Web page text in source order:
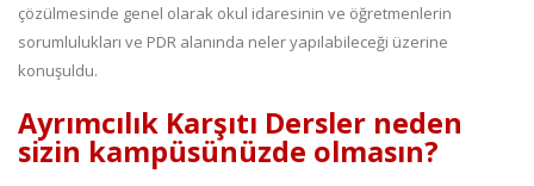
çözülmesinde genel olarak okul idaresinin ve öğretmenlerin
sorumlulukları ve PDR alanında neler yapılabileceği üzerine
konuşuldu.
Ayrımcılık Karşıtı Dersler neden
sizin kampüsünüzde olmasın?